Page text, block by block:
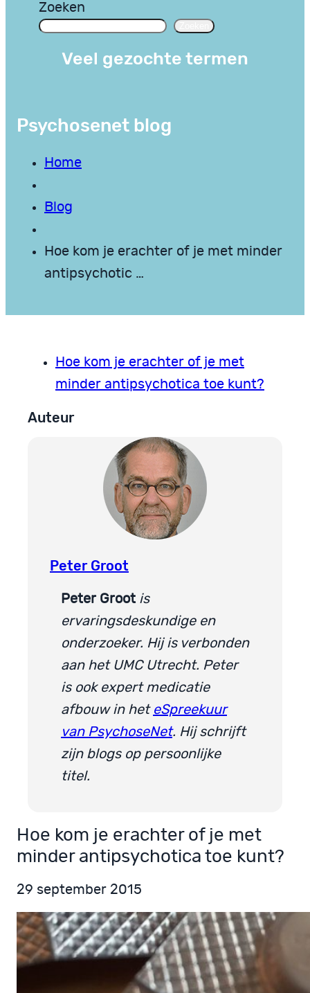
Zoeken
Veel gezochte termen
Psychosenet blog
Home
Blog
Hoe kom je erachter of je met minder
antipsychotic …
Hoe kom je erachter of je met
minder antipsychotica toe kunt?
Auteur
Peter Groot
Peter Groot is
ervaringsdeskundige en
onderzoeker. Hij is verbonden
aan het UMC Utrecht. Peter
is ook expert medicatie
afbouw in het eSpreekuur
van PsychoseNet. Hij schrijft
zijn blogs op persoonlijke
titel.
Hoe kom je erachter of je met
minder antipsychotica toe kunt?
29 september 2015